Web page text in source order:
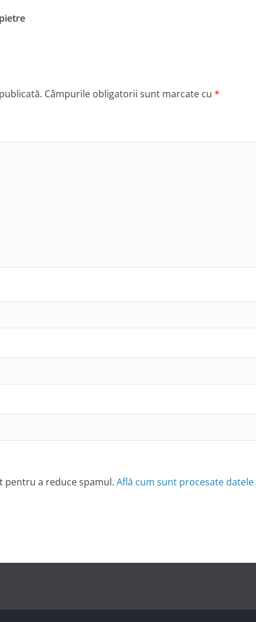
Câmpurile obligatorii sunt marcate cu *
pentru a reduce spamul. Află cum sunt procesate